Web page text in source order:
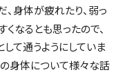
、身体が疲れたり、弱っ
なるとも思ったので、
て通うようにしていま
身体について様々な話